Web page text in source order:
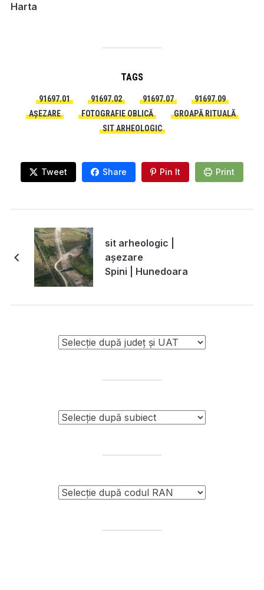
Harta
TAGS
91697.01 91697.02 91697.07
91697.09
AȘEZARE
FOTOGRAFIE OBLICĂ
GROAPĂ RITUALĂ
SIT ARHEOLOGIC
Tweet Share Pin It Print
sit arheologic |
așezare
Spini | Hunedoara